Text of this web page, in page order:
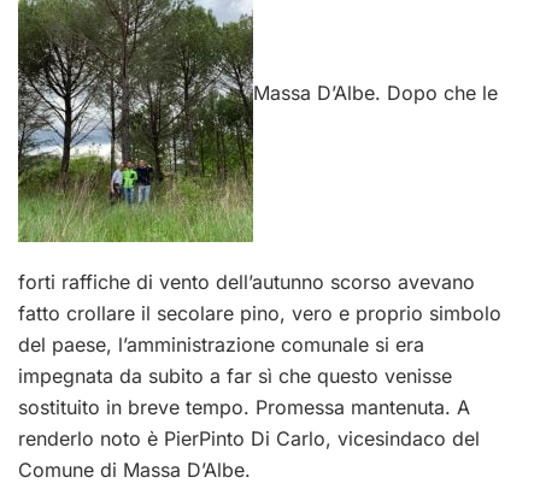
Massa D’Albe. Dopo che le
forti raffiche di vento dell’autunno scorso avevano
fatto crollare il secolare pino, vero e proprio simbolo
del paese, l’amministrazione comunale si era
impegnata da subito a far sì che questo venisse
sostituito in breve tempo. Promessa mantenuta. A
renderlo noto è PierPinto Di Carlo, vicesindaco del
Comune di Massa D’Albe.